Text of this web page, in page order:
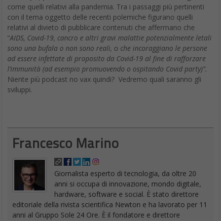
come quelli relativi alla pandemia. Tra i passaggi più pertinenti
con il tema oggetto delle recenti polemiche figurano quelli
relativi al divieto di pubblicare contenuti che affermano che
“AIDS, Covid-19, cancro e altri gravi malattie potenzialmente letali
sono una bufala o non sono reali, o che incoraggiano le persone
ad essere infettate di proposito da Covid-19 al fine di rafforzare
l’immunità (ad esempio promuovendo o ospitando Covid party)”.
Niente più podcast no vax quindi? Vedremo quali saranno gli
sviluppi.
Francesco Marino
Giornalista esperto di tecnologia, da oltre 20
anni si occupa di innovazione, mondo digitale,
hardware, software e social. È stato direttore
editoriale della rivista scientifica Newton e ha lavorato per 11
anni al Gruppo Sole 24 Ore. È il fondatore e direttore